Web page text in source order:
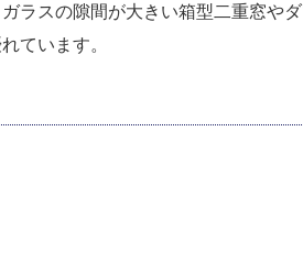
ラスの隙間が大きい箱型二重窓や
ています。